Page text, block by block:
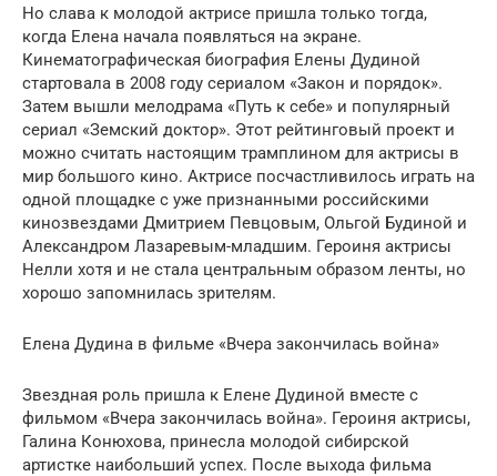
Но слава к молодой актрисе пришла только тогда,
когда Елена начала появляться на экране.
Кинематографическая биография Елены Дудиной
стартовала в 2008 году сериалом «Закон и порядок».
Затем вышли мелодрама «Путь к себе» и популярный
сериал «Земский доктор». Этот рейтинговый проект и
можно считать настоящим трамплином для актрисы в
мир большого кино. Актрисе посчастливилось играть на
одной площадке с уже признанными российскими
кинозвездами Дмитрием Певцовым, Ольгой Будиной и
Александром Лазаревым-младшим. Героиня актрисы
Нелли хотя и не стала центральным образом ленты, но
хорошо запомнилась зрителям.
Елена Дудина в фильме «Вчера закончилась война»
Звездная роль пришла к Елене Дудиной вместе с
фильмом «Вчера закончилась война». Героиня актрисы,
Галина Конюхова, принесла молодой сибирской
артистке наибольший успех. После выхода фильма